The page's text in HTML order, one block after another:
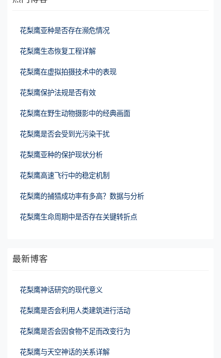
花梨鹰亚种是否存在濒危情况
花梨鹰生态恢复工程详解
花梨鹰在虚拟拍摄技术中的表现
花梨鹰保护法规是否有效
花梨鹰在野生动物摄影中的经典画面
花梨鹰是否会受到光污染干扰
花梨鹰亚种的保护现状分析
花梨鹰高速飞行中的稳定机制
花梨鹰的捕猎成功率有多高？数据与分析
花梨鹰生命周期中是否存在关键转折点
最新博客
花梨鹰神话研究的现代意义
花梨鹰是否会利用人类建筑进行活动
花梨鹰是否会因食物不足而改变行为
花梨鹰与天空神话的关系详解